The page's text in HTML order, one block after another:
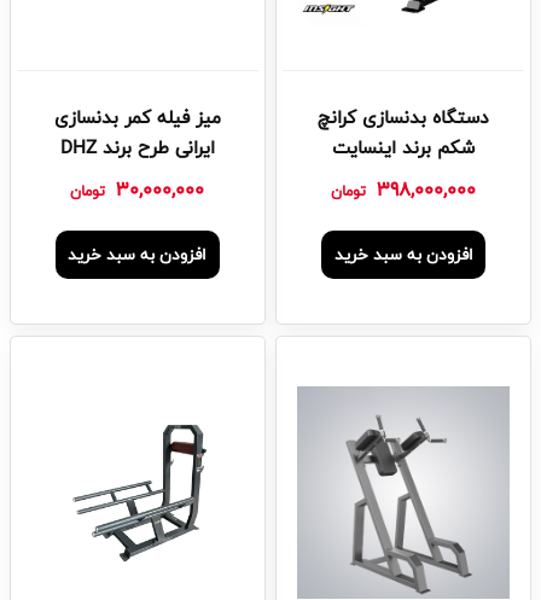
دستگاه بدنسازی کرانچ
شکم برند اینسایت
398,000,000 تومان
افزودن به سبد خرید
میز فیله کمر بدنسازی
ایرانی طرح برند DHZ
30,000,000 تومان
افزودن به سبد خرید